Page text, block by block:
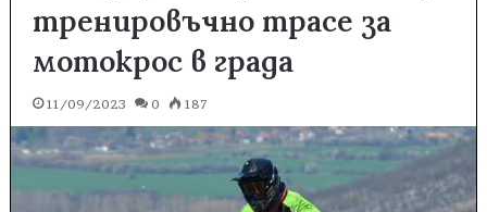
тренировъчно трасе за
мотокрос в града
11/09/2023 0 187